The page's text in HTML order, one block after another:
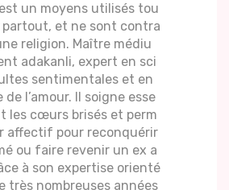
un moyens utilisés tou
et ne sont contra
religion. Maître médiu
adakanli, expert en sci
sentimentales et en
de l’amour. Il soigne esse
les cœurs brisés et perm
affectif pour reconquérir
ou faire revenir un ex a
à son expertise orienté
très nombreuses années